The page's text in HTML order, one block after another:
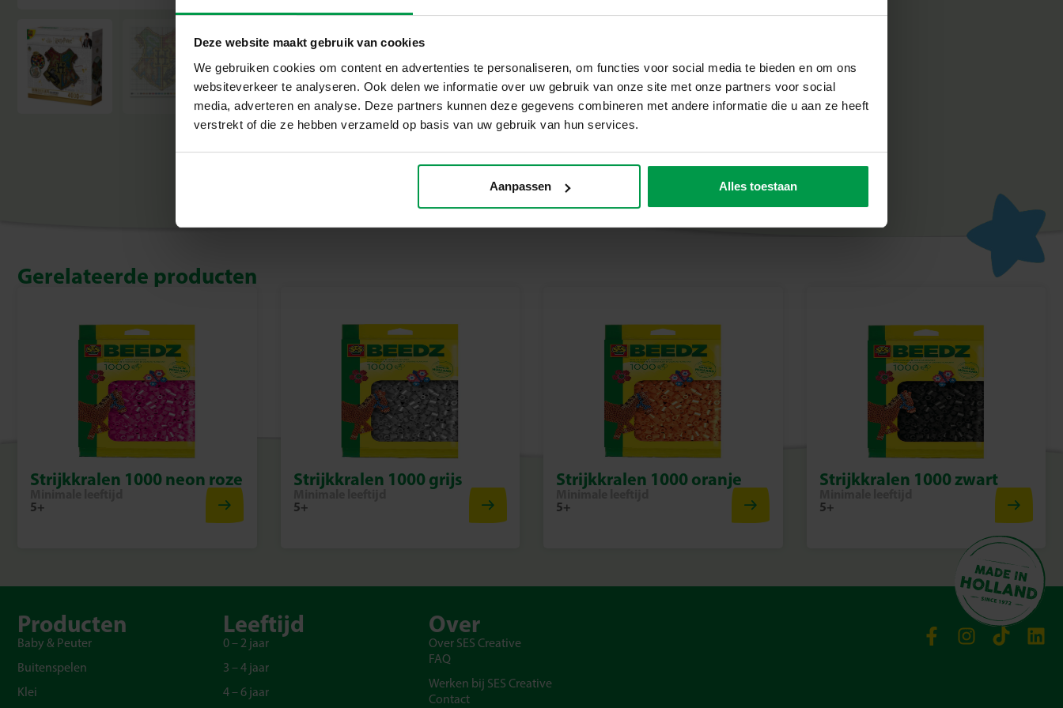
Deze website maakt gebruik van cookies
We gebruiken cookies om content en advertenties te personaliseren, om functies voor social media te bieden en om ons
websiteverkeer te analyseren. Ook delen we informatie over uw gebruik van onze site met onze partners voor social
media, adverteren en analyse. Deze partners kunnen deze gegevens combineren met andere informatie die u aan ze heeft
verstrekt of die ze hebben verzameld op basis van uw gebruik van hun services.
Aanpassen Alles toestaan
producten in Nederland geproduceerd en getest volgens de strengste Europese
veiligheidsnormen. Met SES speelgoed kunnen kinderen veilig ontdekken, leren en trots zijn
Ontdek hoe leuk het is om zelf het Hogwarts-wapen te maken en breng de magie van Harry
Potter in huis. Perfect voor uren creatief plezier en een kunstwerk dat je met trots kunt laten
Gerelateerde producten
Strijkkralen 1000 neon roze
Minimale leeftijd
5+
Strijkkralen 1000 grijs
Minimale leeftijd
5+
Strijkkralen 1000 oranje
Minimale leeftijd
5+
Strijkkralen 1000 zwart
Minimale leeftijd
5+
Producten
Baby & Peuter
Buitenspelen
Klei
Leeftijd
0 – 2 jaar
3 – 4 jaar
4 – 6 jaar
Over
Over SES Creative
FAQ
Werken bij SES Creative
Contact